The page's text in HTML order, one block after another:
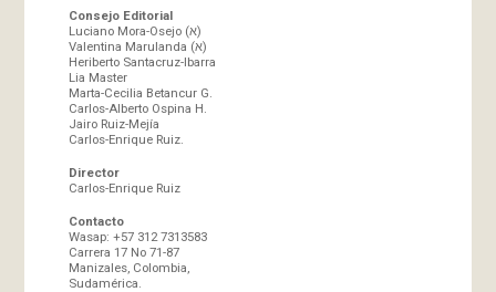
Consejo Editorial
Luciano Mora-Osejo (א)
Valentina Marulanda (א)
Heriberto Santacruz-Ibarra
Lia Master
Marta-Cecilia Betancur G.
Carlos-Alberto Ospina H.
Jairo Ruiz-Mejía
Carlos-Enrique Ruiz.
Director
Carlos-Enrique Ruiz
Contacto
Wasap: +57 312 7313583
Carrera 17 No 71-87
Manizales, Colombia,
Sudamérica.